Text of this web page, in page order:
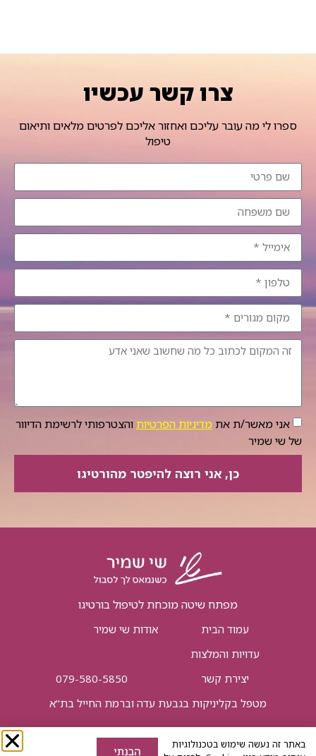
צרו קשר עכשיו
ספרו לי מה עובר עליכם ואחזור אליכם לפרטים מלאים ותיאום
טיפול
אני מאשר/ת את מדיניות הפרטיות והצטרפותי לרשימת הדיוור
של שי שמיר
כן, אני רוצה להיפטר מהורטיגו
מפתח שיטה מוכחת לטיפול בורטיגו
עמוד הבית
אודות שי שמיר
עדויות והמלצות
יצירת קשר
079-580-5850
מטפל בקליניקות בגבעת עדה וברמת החייל בת"א
© כל הזכויות שמורות לשי שמירבאתר זה נעשה שימוש בטכנולוגיות
הבנתי